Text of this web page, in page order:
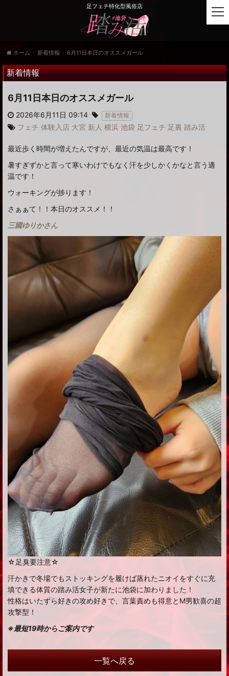
足フェチ特化型風俗店
ホーム 新着情報 6月11日本日のオススメガール
新着情報
6月11日本日のオススメガール
2026年6月11日 09:14 新着情報
フェチ 体験入店 大宮 新人 横浜 池袋 足フェチ 足裏 踏み活
最近歩く時間が増えたんですが、最近の気温は最高です！
暑すぎずかと言って寒いわけでもなく汗を少しかくかなと言う適
温です！
ウォーキングが捗ります！
さぁぁて！！本日のオススメ！！
三國ゆりかさん
☆足臭要注意☆
汗かきで冬場でもストッキングを履けば蒸れたニオイをすぐに充
填できる体質の踏み活女子が新たに池袋に加わりました！
性格はいたずら好きの攻め好きで、言葉責めも得意とM男歓喜の超
攻撃型！
※最短19時からご案内です
一覧へ戻る
t
o
e